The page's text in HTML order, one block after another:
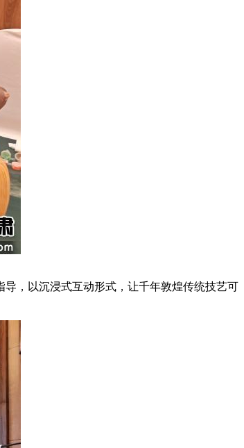
，以沉浸式互动形式，让千年敦煌传统技艺可